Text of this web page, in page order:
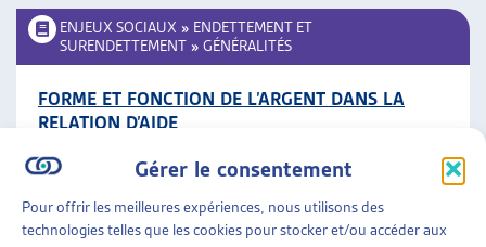
Gérer le consentement
Pour offrir les meilleures expériences, nous utilisons des
technologies telles que les cookies pour stocker et/ou accéder aux
ENJEUX SOCIAUX » ENDETTEMENT ET
SURENDETTEMENT » GÉNÉRALITÉS
FORME ET FONCTION DE L’ARGENT DANS LA
RELATION D’AIDE
Généralités,Travail social